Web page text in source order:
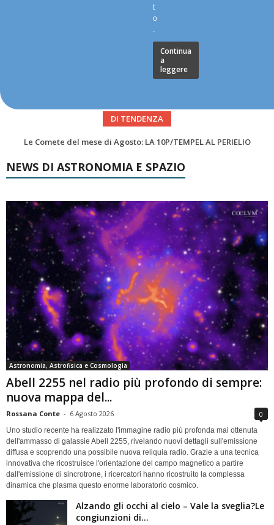
t
o
.
Continua
a
leggere
DI TENDENZA
Asteroidi del mese Agosto 2026
NEWS DI ASTRONOMIA E SPAZIO
Astronomia, Astrofisica e Cosmologia
Abell 2255 nel radio più profondo di sempre:
nuova mappa del...
Rossana Conte - 6 Agosto 2026 0
Uno studio recente ha realizzato l'immagine radio più profonda mai ottenuta
dell'ammasso di galassie Abell 2255, rivelando nuovi dettagli sull'emissione
diffusa e scoprendo una possibile nuova reliquia radio. Grazie a una tecnica
innovativa che ricostruisce l'orientazione del campo magnetico a partire
dall'emissione di sincrotrone, i ricercatori hanno ricostruito la complessa
dinamica che plasma questo enorme laboratorio cosmico.
Alzando gli occhi al cielo – Vale la sveglia?Le
congiunzioni di...